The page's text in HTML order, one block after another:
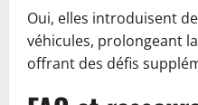
Oui, elles introduisent
véhicules, prolongeant
offrant des défis